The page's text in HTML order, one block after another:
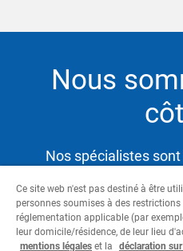
Nous
Nos spécialistes
besoins tout en vous
Ce site web n'est pas destiné à être
personnes soumises à des
réglementation applicable (par
leur domicile/résidence, de leur lieu
mentions légales et la déclaration